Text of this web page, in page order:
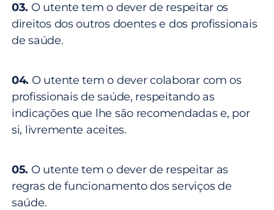
03. O utente tem o dever de respeitar os
direitos dos outros doentes e dos profissionais
de saúde.
04. O utente tem o dever colaborar com os
profissionais de saúde, respeitando as
indicações que lhe são recomendadas e, por
si, livremente aceites.
05. O utente tem o dever de respeitar as
regras de funcionamento dos serviços de
saúde.